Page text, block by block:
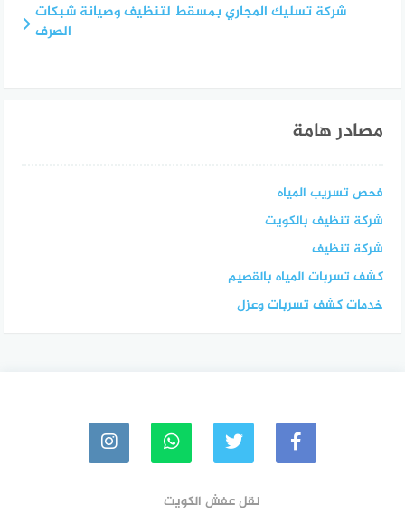
شركة تسليك المجاري بمسقط لتنظيف وصيانة شبكات
الصرف
مصادر هامة
فحص تسريب المياه
شركة تنظيف بالكويت
شركة تنظيف
كشف تسربات المياه بالقصيم
خدمات كشف تسربات وعزل
نقل عفش الكويت